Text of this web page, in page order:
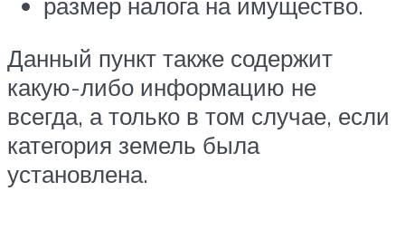
размер налога на имущество.
Данный пункт также содержит
какую-либо информацию не
всегда, а только в том случае, если
категория земель была
установлена.